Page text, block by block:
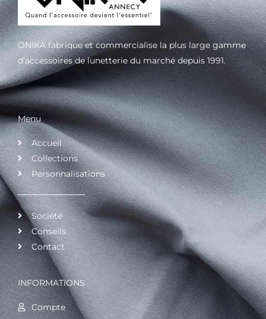
ONIKA fabrique et commercialise la plus large gamme
d’accessoires de lunetterie du marché depuis 1991.
Menu
Accueil
Collections
Personnalisations
Société
Conseils
Contact
INFORMATIONS
Compte